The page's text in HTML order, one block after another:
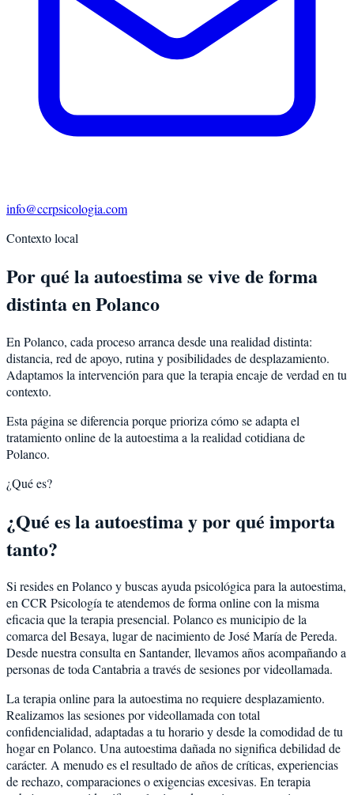
info@ccrpsicologia.com
Contexto local
Por qué la autoestima se vive de forma
distinta en Polanco
En Polanco, cada proceso arranca desde una realidad distinta:
distancia, red de apoyo, rutina y posibilidades de desplazamiento.
Adaptamos la intervención para que la terapia encaje de verdad en tu
contexto.
Esta página se diferencia porque prioriza cómo se adapta el
tratamiento online de la autoestima a la realidad cotidiana de
Polanco.
¿Qué es?
¿Qué es la autoestima y por qué importa
tanto?
Si resides en Polanco y buscas ayuda psicológica para la autoestima,
en CCR Psicología te atendemos de forma online con la misma
eficacia que la terapia presencial. Polanco es municipio de la
comarca del Besaya, lugar de nacimiento de José María de Pereda.
Desde nuestra consulta en Santander, llevamos años acompañando a
personas de toda Cantabria a través de sesiones por videollamada.
La terapia online para la autoestima no requiere desplazamiento.
Realizamos las sesiones por videollamada con total
confidencialidad, adaptadas a tu horario y desde la comodidad de tu
hogar en Polanco. Una autoestima dañada no significa debilidad de
carácter. A menudo es el resultado de años de críticas, experiencias
de rechazo, comparaciones o exigencias excesivas. En terapia